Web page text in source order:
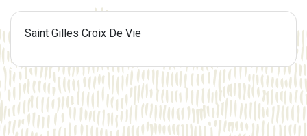
Saint Gilles Croix De Vie